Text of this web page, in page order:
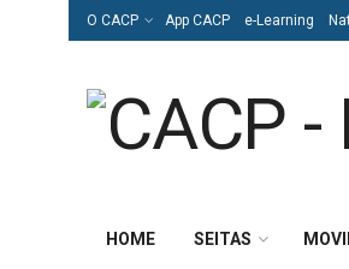
O CACP App CACP e-Learning
HOME SEITAS